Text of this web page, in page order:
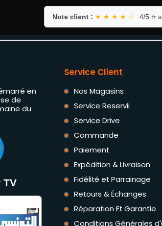
Note client : ★ ★ ★ ★ ☆ 4/5 ⭐
en
de
du
TV
Service Client
Nos Magasins
Service Reservii
Service Drive
Commande
Paiement
Expédition & Livraison
Fidélité et Parrainage
Retours & Échanges
Réparation Et Garantie
Conditions Générales